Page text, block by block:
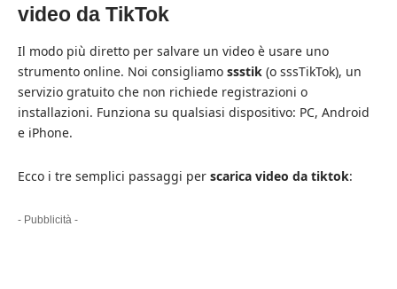
video da TikTok
Il modo più diretto per salvare un video è usare uno
strumento online. Noi consigliamo ssstik (o sssTikTok), un
servizio gratuito che non richiede registrazioni o
installazioni. Funziona su qualsiasi dispositivo: PC, Android
e iPhone.
Ecco i tre semplici passaggi per scarica video da tiktok:
- Pubblicità -